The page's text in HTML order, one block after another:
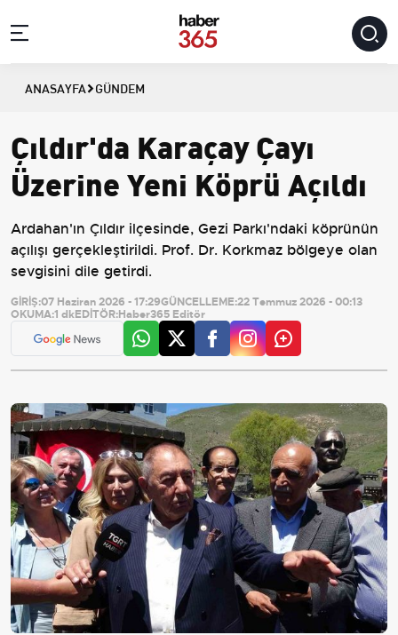
ANASAYFA GÜNDEM
Çıldır'da Karaçay Çayı
Üzerine Yeni Köprü Açıldı
Ardahan'ın Çıldır ilçesinde, Gezi Parkı'ndaki köprünün
açılışı gerçekleştirildi. Prof. Dr. Korkmaz bölgeye olan
sevgisini dile getirdi.
GİRİŞ:07 Haziran 2026 - 17:29GÜNCELLEME:22 Temmuz 2026 - 00:13
OKUMA:1 dkEDİTÖR:Haber365 Editör